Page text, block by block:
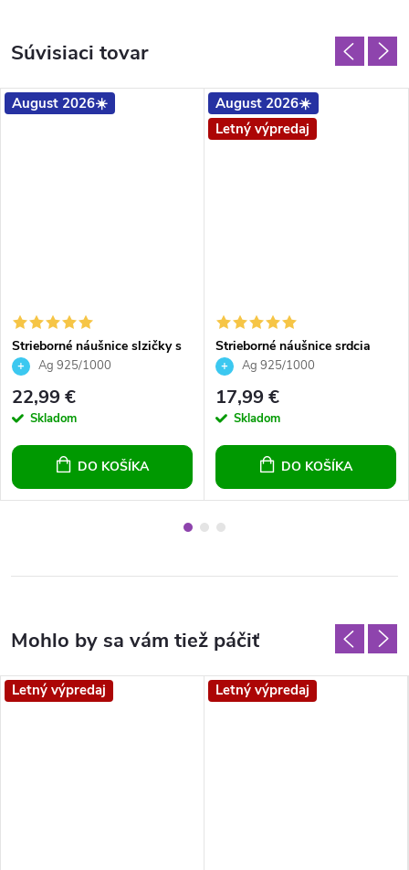
Súvisiaci tovar
August 2026☀️
Strieborné náušnice slzičky s
krištálikmi Burgundy 16mm
Ag 925/1000
22,99 €
Skladom
DO KOŠÍKA
August 2026☀️
Letný výpredaj
Strieborné náušnice srdcia
Crystal Silver Night 14mm
Ag 925/1000
17,99 €
Skladom
DO KOŠÍKA
Letný výpredaj Letný výpredaj